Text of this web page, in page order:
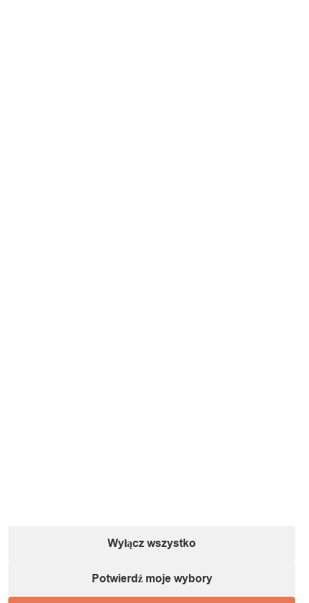
Wyłącz wszystko
Potwierdź moje wybory